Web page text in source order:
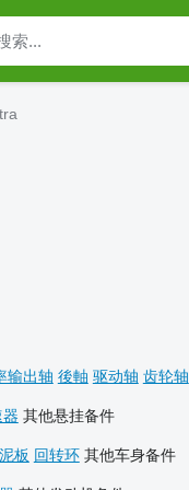
输出轴 後軸 驱动轴 齿轮轴
其他悬挂备件
板 回转环 其他车身备件